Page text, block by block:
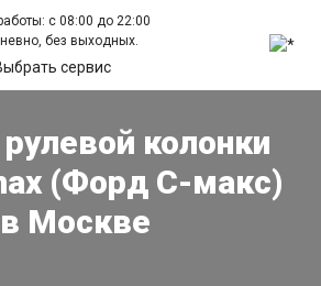
с 08:00 до 22:00
без выходных.
сервис
колонки
(Форд С-макс)
в Москве